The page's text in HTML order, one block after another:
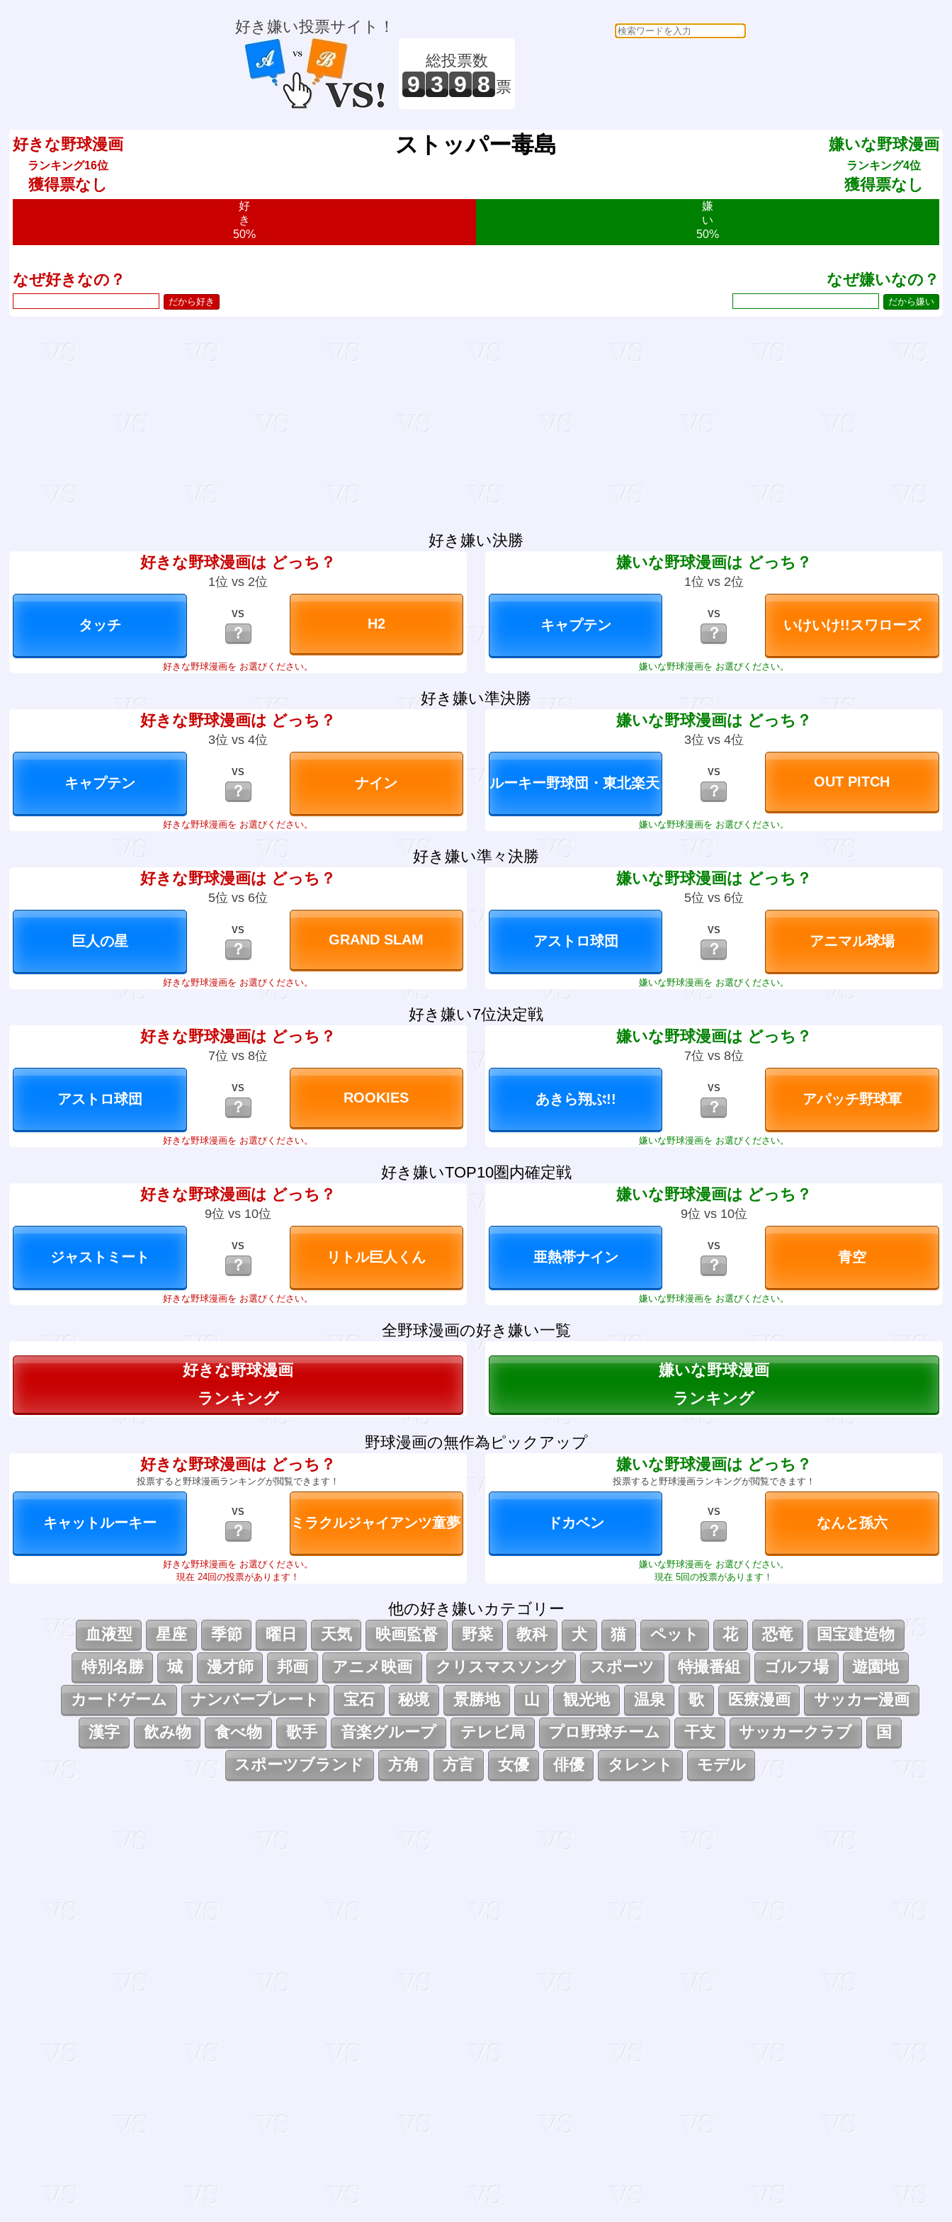
好き嫌い投票サイト！
総投票数
9 3 9 8 票
好きな野球漫画
ランキング16位
獲得票なし
嫌いな野球漫画
ランキング4位
獲得票なし
ストッパー毒島
好
き
50%
嫌
い
50%
なぜ好きなの？ なぜ嫌いなの？
好き嫌い決勝
好きな野球漫画は どっち？
1位 vs 2位
VS
？
好きな野球漫画を お選びください。
嫌いな野球漫画は どっち？
1位 vs 2位
VS
？
嫌いな野球漫画を お選びください。
好き嫌い準決勝
好きな野球漫画は どっち？
3位 vs 4位
VS
？
好きな野球漫画を お選びください。
嫌いな野球漫画は どっち？
3位 vs 4位
VS
？
嫌いな野球漫画を お選びください。
好き嫌い準々決勝
好きな野球漫画は どっち？
5位 vs 6位
VS
？
好きな野球漫画を お選びください。
嫌いな野球漫画は どっち？
5位 vs 6位
VS
？
嫌いな野球漫画を お選びください。
好き嫌い7位決定戦
好きな野球漫画は どっち？
7位 vs 8位
VS
？
好きな野球漫画を お選びください。
嫌いな野球漫画は どっち？
7位 vs 8位
VS
？
嫌いな野球漫画を お選びください。
好き嫌いTOP10圏内確定戦
好きな野球漫画は どっち？
9位 vs 10位
VS
？
好きな野球漫画を お選びください。
嫌いな野球漫画は どっち？
9位 vs 10位
VS
？
嫌いな野球漫画を お選びください。
全野球漫画の好き嫌い一覧
好きな野球漫画
ランキング
嫌いな野球漫画
ランキング
野球漫画の無作為ピックアップ
好きな野球漫画は どっち？
投票すると野球漫画ランキングが閲覧できます！
VS
？
好きな野球漫画を お選びください。
現在 24回の投票があります！
嫌いな野球漫画は どっち？
投票すると野球漫画ランキングが閲覧できます！
VS
？
嫌いな野球漫画を お選びください。
現在 5回の投票があります！
他の好き嫌いカテゴリー
血液型
星座 季節 曜日 天気 映画監督 野菜 教科 犬 猫 ペット 花 恐竜
国宝建造物
特別名勝
城 漫才師 邦画 アニメ映画 クリスマスソング スポーツ 特撮番組 ゴルフ場
遊園地
カードゲーム
ナンバープレート 宝石 秘境 景勝地 山 観光地 温泉 歌 医療漫画
サッカー漫画
漢字
飲み物 食べ物 歌手 音楽グループ テレビ局 プロ野球チーム 干支 サッカークラブ
国
スポーツブランド
方角 方言 女優 俳優 タレント モデル